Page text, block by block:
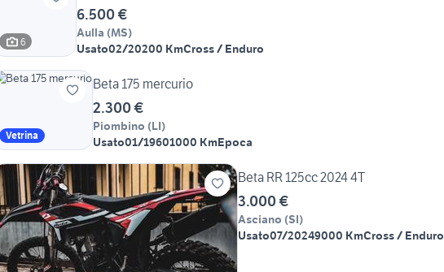
6
6.500 €
Aulla (MS)
Usato02/20200 KmCross / Enduro
Vetrina
Beta 175 mercurio
2.300 €
Piombino (LI)
Usato01/19601000 KmEpoca
Beta RR 125cc 2024 4T
3.000 €
Asciano (SI)
Usato07/20249000 KmCross / Enduro